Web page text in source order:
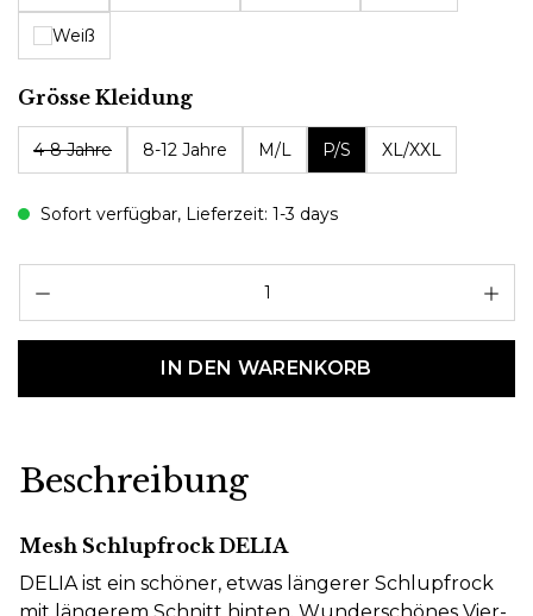
Weiß
Grösse Kleidungauswählen
4-8 Jahre 8-12 Jahre M/L P/S XL/XXL
Sofort verfügbar, Lieferzeit: 1-3 days
IN DEN WARENKORB
Beschreibung
Mesh Schlupfrock DELIA
DELIA ist ein schöner, etwas längerer Schlupfrock